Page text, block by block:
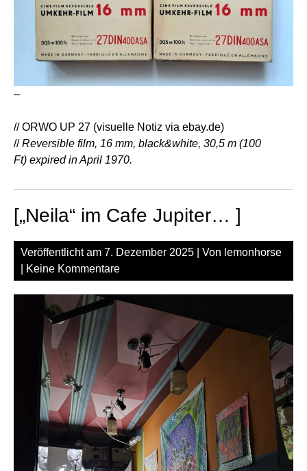
–
// ORWO UP 27 (visuelle Notiz via ebay.de)
//Reversible film, 16 mm, black&white, 30,5 m (100
Ft) expired in April 1970.
[„Neila“ im Cafe Jupiter… ]
Veröffentlicht am 7. Dezember 2025 | Von lemonhorse
Keine Kommentare